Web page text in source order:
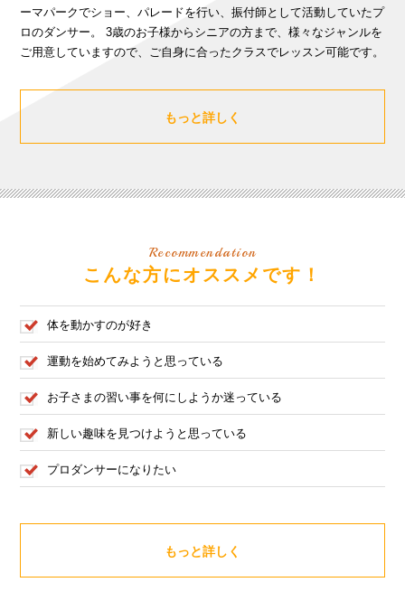
ーマパークでショー、パレードを行い、振付師として活動していたプ
ロのダンサー。 3歳のお子様からシニアの方まで、様々なジャンルを
ご用意していますので、ご自身に合ったクラスでレッスン可能です。
もっと詳しく
Recommendation
こんな方にオススメです！
体を動かすのが好き
運動を始めてみようと思っている
お子さまの習い事を何にしようか迷っている
新しい趣味を見つけようと思っている
プロダンサーになりたい
もっと詳しく